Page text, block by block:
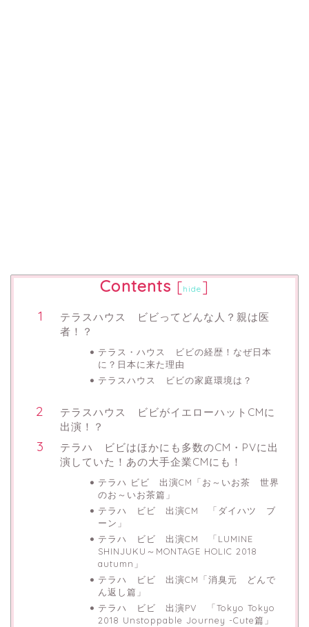
Contents [hide ]
テラスハウス ビビってどんな人？親は医
者！？
テラス・ハウス ビビの経歴！なぜ日本
に？日本に来た理由
テラスハウス ビビの家庭環境は？
テラスハウス ビビがイエローハットCMに
出演！？
テラハ ビビはほかにも多数のCM・PVに出
演していた！あの大手企業CMにも！
テラハ ビビ 出演CM「お～いお茶 世界
のお～いお茶篇」
テラハ ビビ 出演CM 「ダイハツ ブ
ーン」
テラハ ビビ 出演CM 「LUMINE
SHINJUKU～MONTAGE HOLIC 2018
autumn」
テラハ ビビ 出演CM「消臭元 どんで
ん返し篇」
テラハ ビビ 出演PV 「Tokyo Tokyo
2018 Unstoppable Journey -Cute篇」